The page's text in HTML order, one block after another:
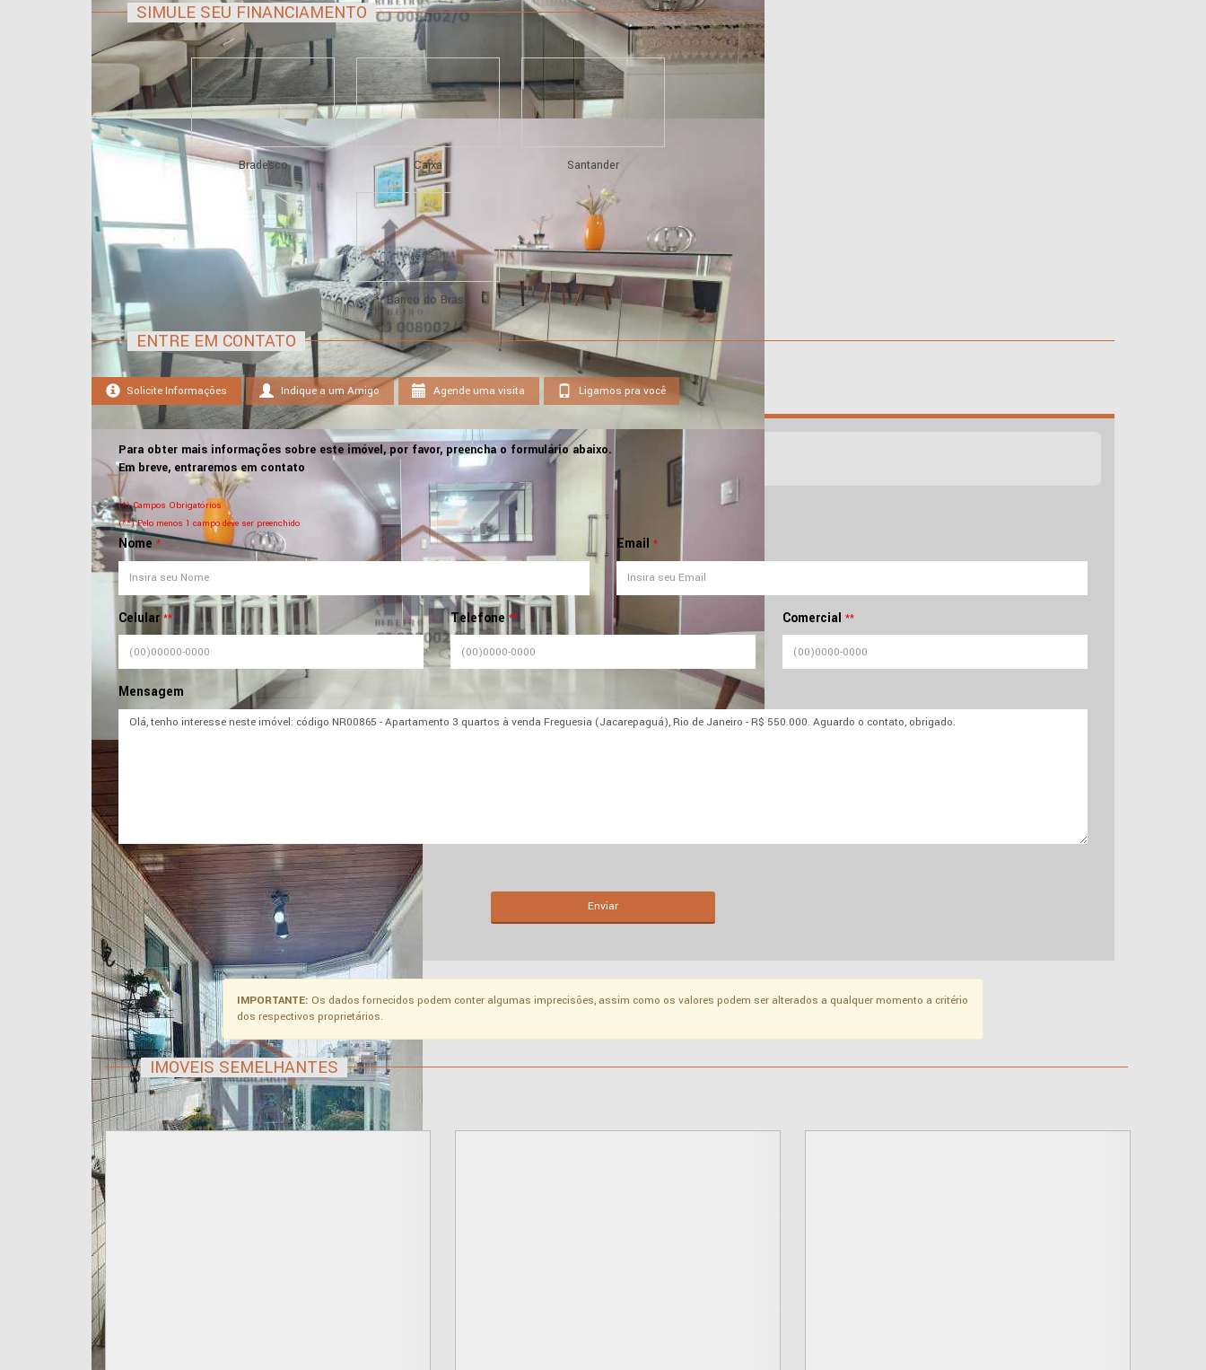
SIMULE SEU FINANCIAMENTO
Bradesco Caixa Santander
Banco do Brasil
ENTRE EM CONTATO
Solicite Informações Indique a um Amigo Agende uma visita Ligamos pra você
Para obter mais informações sobre este imóvel, por favor, preencha o formulário abaixo.
Em breve, entraremos em contato
(*) Campos Obrigatórios
(**) Pelo menos 1 campo deve ser preenchido
Nome * Email *
Celular ** Telefone ** Comercial **
Mensagem
Enviar
IMPORTANTE: Os dados fornecidos podem conter algumas imprecisões, assim como os valores podem ser alterados a qualquer momento a critério
dos respectivos proprietários.
IMÓVEIS SEMELHANTES